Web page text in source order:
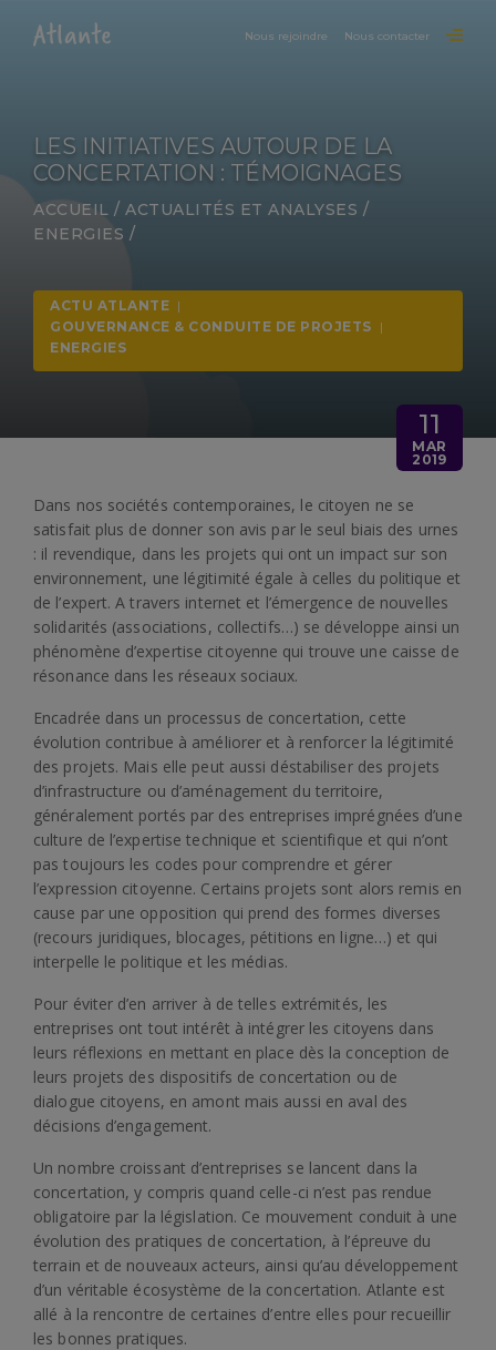
Nous rejoindre Nous contacter
LES INITIATIVES AUTOUR DE LA
CONCERTATION : TÉMOIGNAGES
ACCUEIL / ACTUALITÉS ET ANALYSES /
ENERGIES /
ACTU ATLANTE |
GOUVERNANCE & CONDUITE DE PROJETS |
ENERGIES
11
MAR
2019
Dans nos sociétés contemporaines, le citoyen ne se
satisfait plus de donner son avis par le seul biais des urnes
: il revendique, dans les projets qui ont un impact sur son
environnement, une légitimité égale à celles du politique et
de l’expert. A travers internet et l’émergence de nouvelles
solidarités (associations, collectifs…) se développe ainsi un
phénomène d’expertise citoyenne qui trouve une caisse de
résonance dans les réseaux sociaux.
Encadrée dans un processus de concertation, cette
évolution contribue à améliorer et à renforcer la légitimité
des projets. Mais elle peut aussi déstabiliser des projets
d’infrastructure ou d’aménagement du territoire,
généralement portés par des entreprises imprégnées d’une
culture de l’expertise technique et scientifique et qui n’ont
pas toujours les codes pour comprendre et gérer
l’expression citoyenne. Certains projets sont alors remis en
cause par une opposition qui prend des formes diverses
(recours juridiques, blocages, pétitions en ligne…) et qui
interpelle le politique et les médias.
Pour éviter d’en arriver à de telles extrémités, les
entreprises ont tout intérêt à intégrer les citoyens dans
leurs réflexions en mettant en place dès la conception de
leurs projets des dispositifs de concertation ou de
dialogue citoyens, en amont mais aussi en aval des
décisions d’engagement.
Un nombre croissant d’entreprises se lancent dans la
concertation, y compris quand celle-ci n’est pas rendue
obligatoire par la législation. Ce mouvement conduit à une
évolution des pratiques de concertation, à l’épreuve du
terrain et de nouveaux acteurs, ainsi qu’au développement
d’un véritable écosystème de la concertation. Atlante est
allé à la rencontre de certaines d’entre elles pour recueillir
les bonnes pratiques.